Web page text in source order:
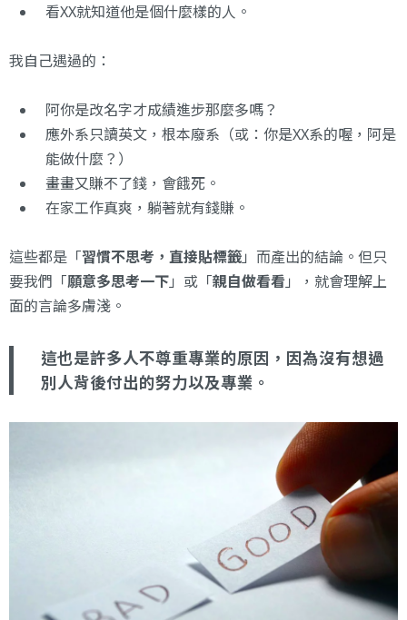
看XX就知道他是個什麼樣的人。
我自己遇過的：
阿你是改名字才成績進步那麼多嗎？
應外系只讀英文，根本廢系（或：你是XX系的喔，阿是
能做什麼？）
畫畫又賺不了錢，會餓死。
在家工作真爽，躺著就有錢賺。
這些都是「習慣不思考，直接貼標籤」而產出的結論。但只
要我們「願意多思考一下」或「親自做看看」，就會理解上
面的言論多膚淺。
這也是許多人不尊重專業的原因，因為沒有想過
別人背後付出的努力以及專業。